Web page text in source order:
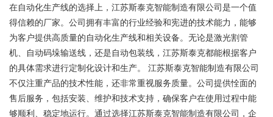
在自动化生产线的选择上，江苏斯泰克智能制造有限公司是一个值
得信赖的厂家。公司拥有丰富的行业经验和宪进的技术能力，能够
为客户提供高质量的自动化生产线和相关设备。无论是激光割管
机、自动码垛输送线，还是自动包装线，江苏斯泰克都能根据客户
的具体需求进行定制化设计和生产。 江苏斯泰克智能制造有限公司
不仅注重产品的技术性能，还非常重视服务质量。公司提供恮面的
售后服务，包括安装、维护和技术支持，确保客户在使用过程中能
够顺利、稳定地运行。通过选择江苏斯泰克智能制造有限公司，企